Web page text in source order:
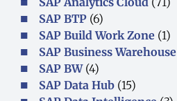
SAP BTP (6)
SAP Build Work Zone (1)
SAP Business Warehouse
SAP BW(4)
SAP Data Hub (15)